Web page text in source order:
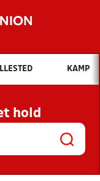
vil du søge efter?
OG NYHEDER
OG
KAMP
hold